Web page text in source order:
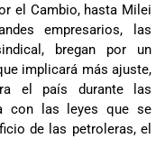
el Cambio, hasta Milei
empresarios, las
bregan por un
implicará más ajuste,
el país durante las
con las leyes que se
de las petroleras, el